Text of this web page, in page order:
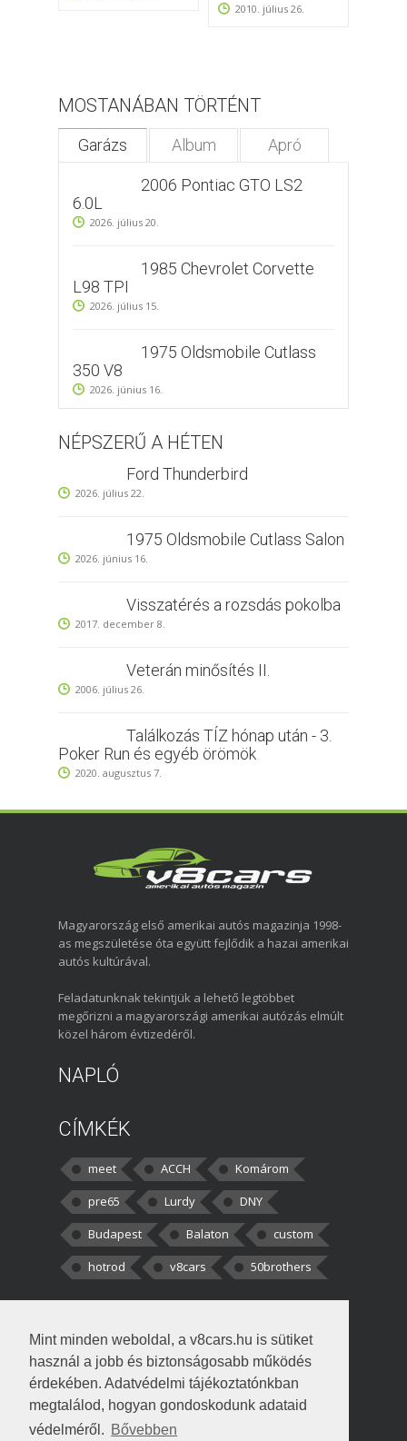
Mint minden weboldal, a v8cars.hu is sütiket
használ a jobb és biztonságosabb működés
érdekében. Adatvédelmi tájékoztatónkban
megtalálod, hogyan gondoskodunk adataid
védelméről. Bővebben
2010. július 26.
MOSTANÁBAN TÖRTÉNT
Garázs Album Apró
2006 Pontiac GTO LS2
6.0L
2026. július 20.
1985 Chevrolet Corvette
L98 TPI
2026. július 15.
1975 Oldsmobile Cutlass
350 V8
2026. június 16.
NÉPSZERŰ A HÉTEN
Ford Thunderbird
2026. július 22.
1975 Oldsmobile Cutlass Salon
2026. június 16.
Visszatérés a rozsdás pokolba
2017. december 8.
Veterán minősítés II.
2006. július 26.
Találkozás TÍZ hónap után - 3.
Poker Run és egyéb örömök
2020. augusztus 7.
Magyarország első amerikai autós magazinja 1998-
as megszületése óta együtt fejlődik a hazai amerikai
autós kultúrával.
Feladatunknak tekintjük a lehető legtöbbet
megőrizni a magyarországi amerikai autózás elmúlt
közel három évtizedéről.
NAPLÓ
CÍMKÉK
meet ACCH
Komárom
pre65
Lurdy
DNY
Budapest
Balaton
custom
hotrod
v8cars 50brothers
kortisz:Elszúrtam! Én csak két
darabbaal számoltam. Nem tudtam, hogy fél autót,
Béke: